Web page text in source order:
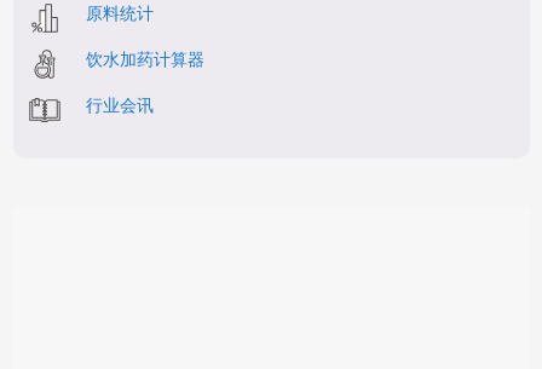
原料统计
饮水加药计算器
行业会讯